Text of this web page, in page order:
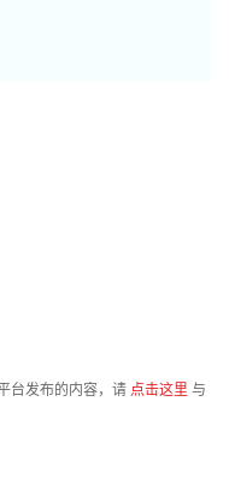
台发布的内容，请 点击这里 与